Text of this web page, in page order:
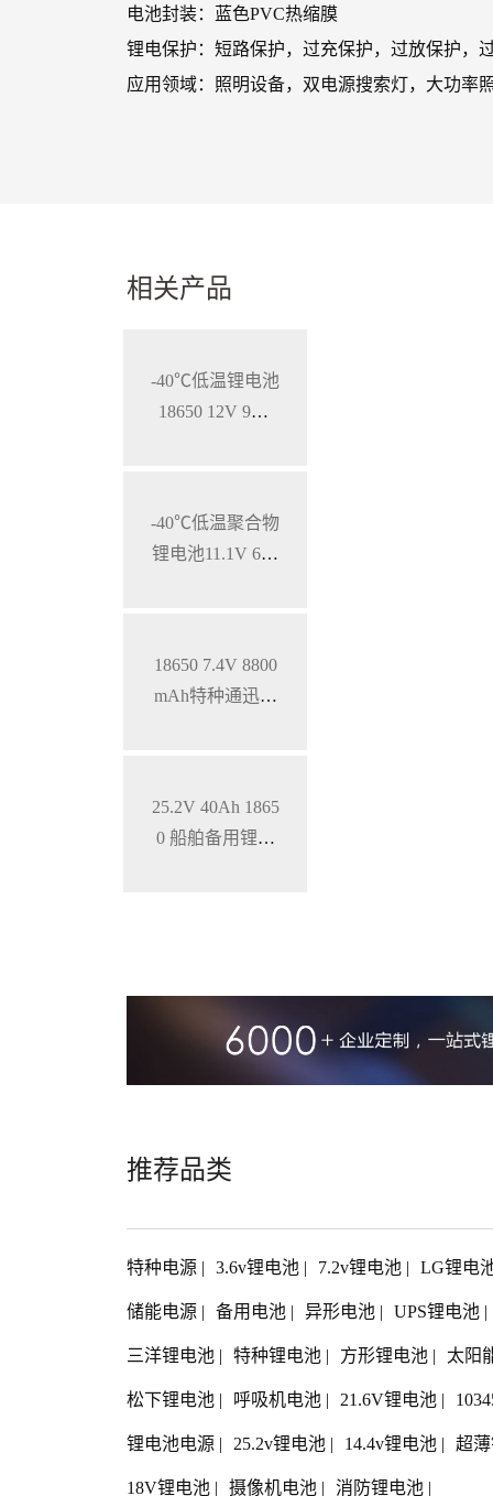
电池封装：蓝色PVC热缩膜
锂电保护：短路保护，过充保护，过放保护，
应用领域：照明设备，双电源搜索灯，大功率
相关产品
-40℃低温锂电池
18650 12V 9Ah
-40℃低温聚合物
锂电池11.1V 600
18650 7.4V 8800
mAh特种通迅设
25.2V 40Ah 1865
0 船舶备用锂电
推荐品类
特种电源 | 3.6v锂电池 | 7.2v锂电池 | LG锂电
储能电源 | 备用电池 | 异形电池 | UPS锂电池 |
三洋锂电池 | 特种锂电池 | 方形锂电池 | 太阳
松下锂电池 | 呼吸机电池 | 21.6V锂电池 |
锂电池电源 | 25.2v锂电池 | 14.4v锂电池 | 超
18V锂电池 | 摄像机电池 | 消防锂电池 |